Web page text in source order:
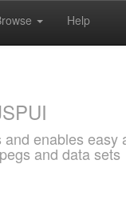
Help
enables
and data sets